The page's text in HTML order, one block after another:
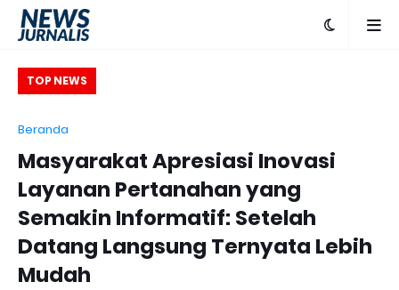
TOP NEWS
Beranda
Masyarakat Apresiasi Inovasi
Layanan Pertanahan yang
Semakin Informatif: Setelah
Datang Langsung Ternyata Lebih
Mudah